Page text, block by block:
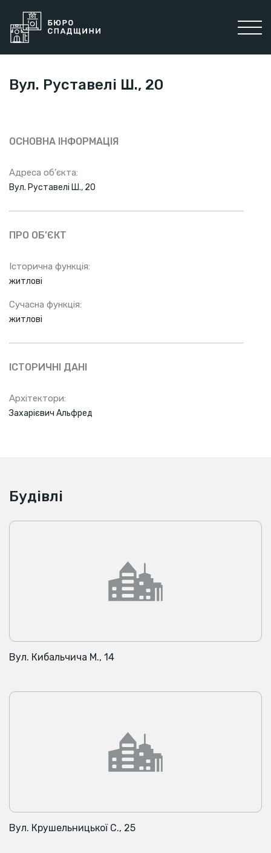
Вул. Руставелі Ш., 20
ОСНОВНА ІНФОРМАЦІЯ
Адреса об’єкта:
Вул. Руставелі Ш., 20
ПРО ОБ’ЄКТ
Історична функція:
житлові
Сучасна функція:
житлові
ІСТОРИЧНІ ДАНІ
Архітектори:
Захарієвич Альфред
Будівлі
Вул. Кибальчича М., 14
Вул. Крушельницької С., 25